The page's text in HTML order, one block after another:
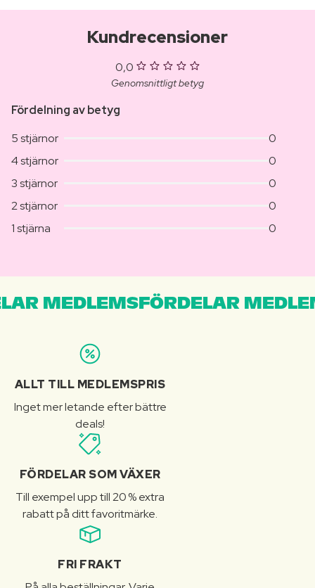
Kundrecensioner
0,0
Genomsnittligt betyg
Fördelning av betyg
5 stjärnor
0
4 stjärnor
0
3 stjärnor
0
2 stjärnor
0
1 stjärna
0
MEDLEMSFÖRDELAR
ALLT TILL MEDLEMSPRIS
Inget mer letande efter bättre
deals!
FÖRDELAR SOM VÄXER
Till exempel upp till 20 % extra
rabatt på ditt favoritmärke.
FRI FRAKT